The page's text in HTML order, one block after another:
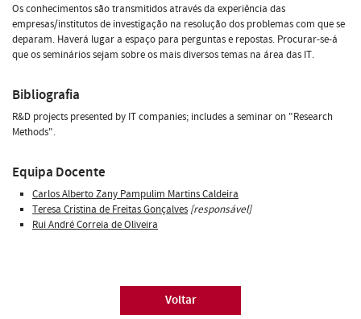
Os conhecimentos são transmitidos através da experiência das
empresas/institutos de investigação na resolução dos problemas com que se
deparam. Haverá lugar a espaço para perguntas e repostas. Procurar-se-á
que os seminários sejam sobre os mais diversos temas na área das IT.
Bibliografia
R&D projects presented by IT companies; includes a seminar on "Research
Methods".
Equipa Docente
Carlos Alberto Zany Pampulim Martins Caldeira
Teresa Cristina de Freitas Gonçalves [responsável]
Rui André Correia de Oliveira
Voltar